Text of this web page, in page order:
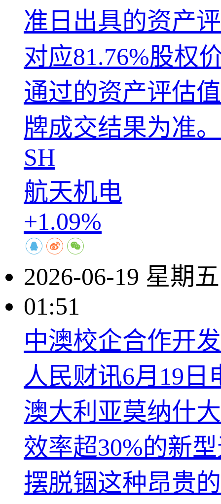
准日出具的资产
对应81.76%股权
通过的资产评估
牌成交结果为准。
SH
航天机电
+1.09%
2026-06-19 星期五
01:51
中澳校企合作开
人民财讯6月19
澳大利亚莫纳什
效率超30%的新
摆脱铟这种昂贵